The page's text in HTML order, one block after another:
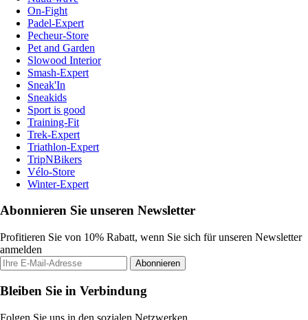
On-Fight
Padel-Expert
Pecheur-Store
Pet and Garden
Slowood Interior
Smash-Expert
Sneak'In
Sneakids
Sport is good
Training-Fit
Trek-Expert
Triathlon-Expert
TripNBikers
Vélo-Store
Winter-Expert
Abonnieren Sie unseren Newsletter
Profitieren Sie von 10% Rabatt, wenn Sie sich für unseren Newsletter
anmelden
Abonnieren
Bleiben Sie in Verbindung
Folgen Sie uns in den sozialen Netzwerken